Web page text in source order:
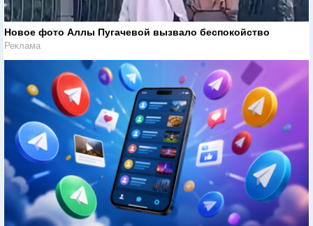
Новое фото Аллы Пугачевой вызвало беспокойство
Реклама